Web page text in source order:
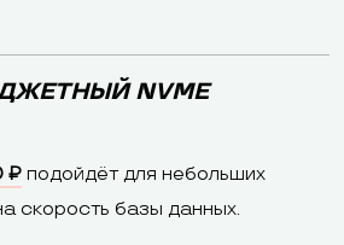
NVME
₽ подойдёт для небольших
скорость базы данных.